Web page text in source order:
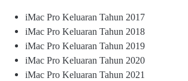
iMac Pro Keluaran Tahun 2017
iMac Pro Keluaran Tahun 2018
iMac Pro Keluaran Tahun 2019
iMac Pro Keluaran Tahun 2020
iMac Pro Keluaran Tahun 2021